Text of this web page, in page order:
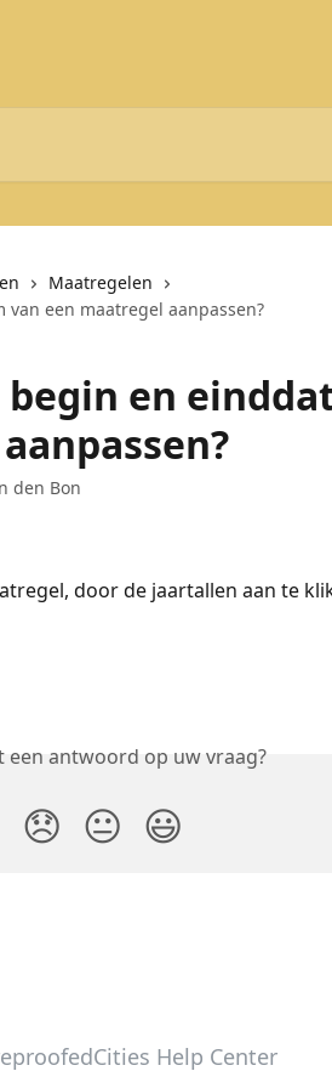
Maatregelen
een maatregel aanpassen?
en
den Bon
door de jaartallen aan te
een antwoord op uw vraag?
😞 😐 😃